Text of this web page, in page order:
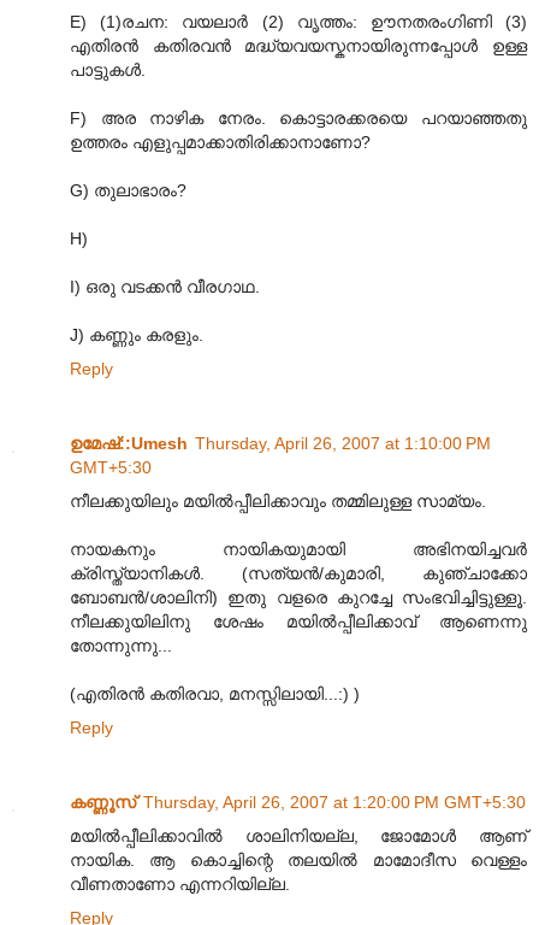
E) (1)രചന: വയലാര്‍ (2) വൃത്തം: ഊനതരംഗിണി (3)
എതിരന്‍ കതിരവന്‍ മദ്ധ്യവയസ്കനായിരുന്നപ്പോള്‍ ഉള്ള
പാട്ടുകള്‍.
F) അര നാഴിക നേരം. കൊട്ടാരക്കരയെ പറയാഞ്ഞതു
ഉത്തരം എളുപ്പമാക്കാതിരിക്കാനാണോ?
G) തുലാഭാരം?
H)
I) ഒരു വടക്കന്‍ വീരഗാഥ.
J) കണ്ണും കരളും.
Reply
ഉമേഷ്::Umesh Thursday, April 26, 2007 at 1:10:00 PM
GMT+5:30
നീലക്കുയിലും മയില്‍പ്പീലിക്കാവും തമ്മിലുള്ള സാമ്യം.
നായകനും നായികയുമായി അഭിനയിച്ചവര്‍
ക്രിസ്ത്യാനികള്‍. (സത്യന്‍/കുമാരി, കുഞ്ചാക്കോ
ബോബന്‍/ശാലിനി) ഇതു വളരെ കുറച്ചേ സംഭവിച്ചിട്ടുള്ളൂ.
നീലക്കുയിലിനു ശേഷം മയില്‍പ്പീലിക്കാവ് ആണെന്നു
തോന്നുന്നു...
(എതിരന്‍ കതിരവാ, മനസ്സിലായി...:) )
Reply
കണ്ണൂസ്‌ Thursday, April 26, 2007 at 1:20:00 PM GMT+5:30
മയില്‍പ്പീലിക്കാവില്‍ ശാലിനിയല്ല, ജോമോള്‍ ആണ്‌
നായിക. ആ കൊച്ചിന്റെ തലയില്‍ മാമോദീസ വെള്ളം
വീണതാണോ എന്നറിയില്ല.
Reply